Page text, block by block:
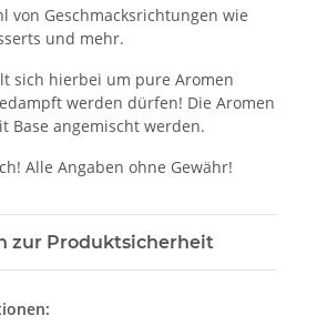
von Geschmacksrichtungen wie
und mehr.
sich hierbei um pure Aromen
werden dürfen! Die Aromen
Base angemischt werden.
Alle Angaben ohne Gewähr!
zur Produktsicherheit